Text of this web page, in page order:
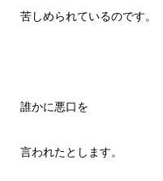
苦しめられているのです。
誰かに悪口を
言われたとします。